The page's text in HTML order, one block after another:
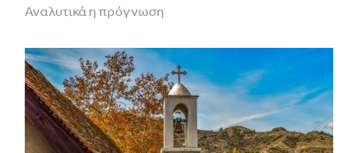
Αναλυτικά η πρόγνωση